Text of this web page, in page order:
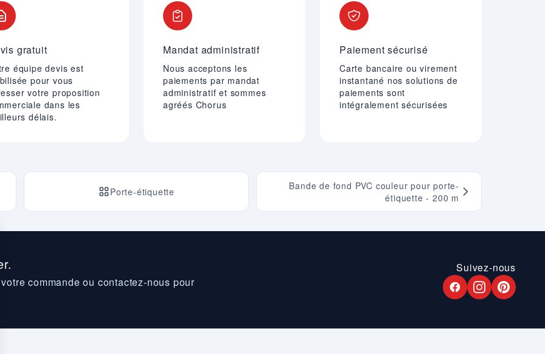
gratuit
équipe devis est
pour vous
votre proposition
dans les
délais.
Mandat administratif
Nous acceptons les
paiements par mandat
administratif et sommes
agréés Chorus
Paiement sécurisé
Carte bancaire ou virement
instantané nos solutions de
paiements sont
intégralement sécurisées
Porte-étiquette
Bande de fond PVC couleur pour porte-
étiquette - 200 m
commande ou contactez-nous pour
Suivez-nous